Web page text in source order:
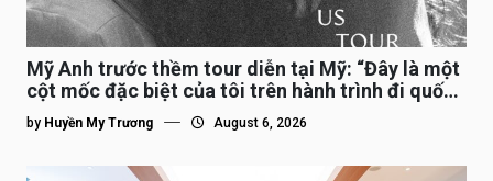
Mỹ Anh trước thềm tour diễn tại Mỹ: “Đây là một
cột mốc đặc biệt của tôi trên hành trình đi quốc
tế”
by Huyền My Trương August 6, 2026